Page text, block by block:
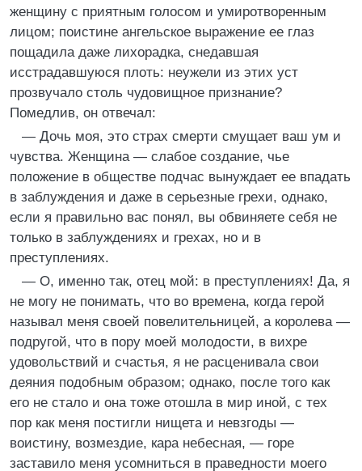
женщину с приятным голосом и умиротворенным
лицом; поистине ангельское выражение ее глаз
пощадила даже лихорадка, снедавшая
исстрадавшуюся плоть: неужели из этих уст
прозвучало столь чудовищное признание?
Помедлив, он отвечал:
— Дочь моя, это страх смерти смущает ваш ум и
чувства. Женщина — слабое создание, чье
положение в обществе подчас вынуждает ее впадать
в заблуждения и даже в серьезные грехи, однако,
если я правильно вас понял, вы обвиняете себя не
только в заблуждениях и грехах, но и в
преступлениях.
— О, именно так, отец мой: в преступлениях! Да, я
не могу не понимать, что во времена, когда герой
называл меня своей повелительницей, а королева —
подругой, что в пору моей молодости, в вихре
удовольствий и счастья, я не расценивала свои
деяния подобным образом; однако, после того как
его не стало и она тоже отошла в мир иной, с тех
пор как меня постигли нищета и невзгоды —
воистину, возмездие, кара небесная, — горе
заставило меня усомниться в праведности моего